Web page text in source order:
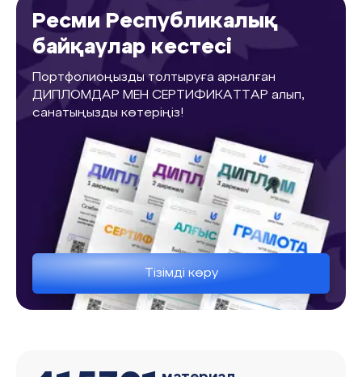
Ресми Республикалық
байқаулар кестесі
Портфолиоңызды толтыруға арналған
ДИПЛОМДАР МЕН СЕРТИФИКАТТАР алып,
санатыңызды көтеріңіз!
Тізімді көру